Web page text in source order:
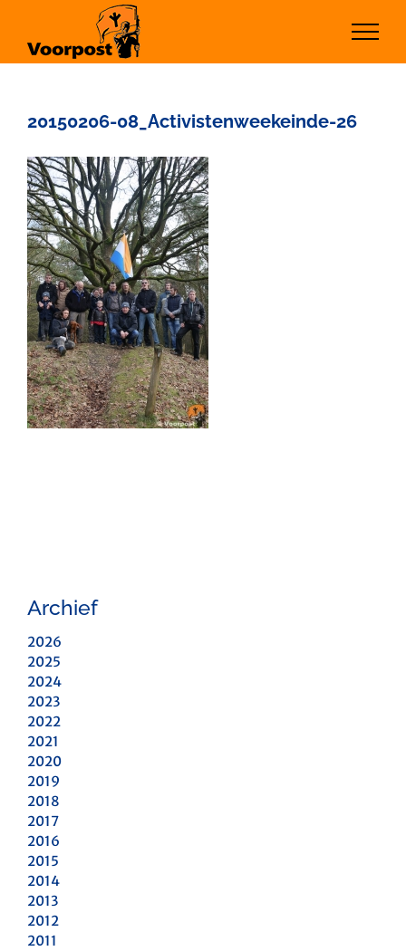
inhoud
20150206-08_Activistenweekeinde-26
Archief
2026
2025
2024
2023
2022
2021
2020
2019
2018
2017
2016
2015
2014
2013
2012
2011